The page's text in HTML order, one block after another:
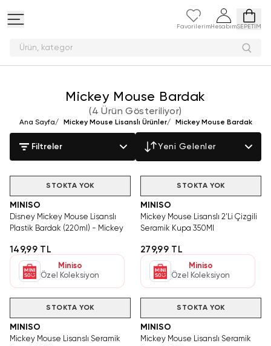
Favorilerim HesabımSEPETİM
Ürün, ka
Mickey Mouse Bardak
(4 Ürün Gösteriliyor)
Ana Sayfa/ Mickey Mouse Lisanslı Ürünler/ Mickey Mouse Bardak
Filtreler Yeni Gelenler
STOKTA YOK
MINISO
Disney Mickey Mouse Lisanslı
Plastik Bardak (220ml) - Mickey
149,99 TL
Miniso
Özel Koleksiyon
STOKTA YOK
MINISO
Mickey Mouse Lisanslı 2'Li Çizgili
Seramik Kupa 350Ml
279,99 TL
Miniso
Özel Koleksiyon
STOKTA YOK
MINISO
Mickey Mouse Lisanslı Seramik
STOKTA YOK
MINISO
Mickey Mouse Lisanslı Seramik